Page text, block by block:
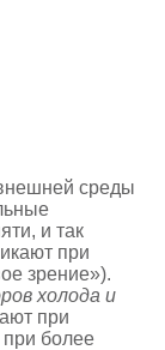
среды
и так
при
зрение»).
холода и
при
более